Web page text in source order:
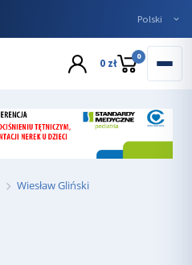
0 zł 0
Wiesław Gliński